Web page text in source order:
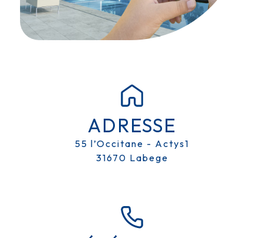
ADRESSE
55 l’Occitane - Actys1
31670 Labege